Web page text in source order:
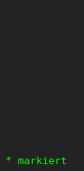
* markiert